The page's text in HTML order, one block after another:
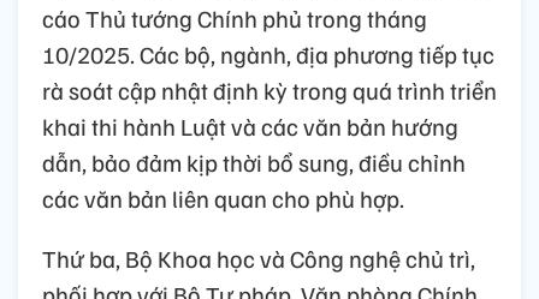
cáo Thủ tướng Chính phủ trong tháng
10/2025. Các bộ, ngành, địa phương tiếp tục
rà soát cập nhật định kỳ trong quá trình triển
khai thi hành Luật và các văn bản hướng
dẫn, bảo đảm kịp thời bổ sung, điều chỉnh
các văn bản liên quan cho phù hợp.
Thứ ba, Bộ Khoa học và Công nghệ chủ trì,